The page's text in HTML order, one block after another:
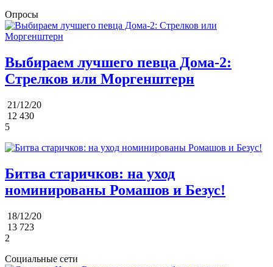
Опросы
Выбираем лучшего певца Дома-2:
Стрелков или Моргенштерн
21/12/20
12 430
5
Битва старичков: на уход
номинированы Ромашов и Безус!
18/12/20
13 723
2
Социальные сети